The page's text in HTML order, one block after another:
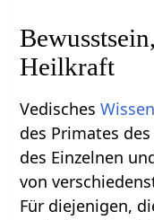
Heilkraft
VedischesWissen
des Primates
des Einzelnen
von
Für diejenigen,